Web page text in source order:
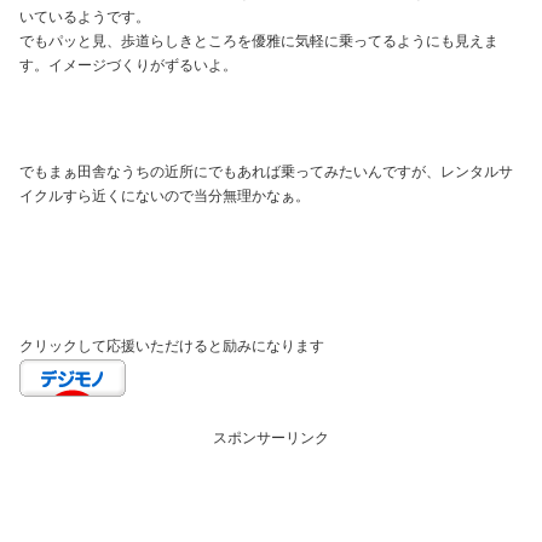
いているようです。
でもパッと見、歩道らしきところを優雅に気軽に乗ってるようにも見えま
す。イメージづくりがずるいよ。
でもまぁ田舎なうちの近所にでもあれば乗ってみたいんですが、レンタルサ
イクルすら近くにないので当分無理かなぁ。
クリックして応援いただけると励みになります
スポンサーリンク